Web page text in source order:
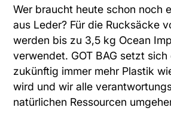
Wer braucht heute schon noch
aus Leder? Für die Rucksäcke
werden bis zu 3,5 kg Ocean
verwendet. GOT BAG setzt
zukünftig immer mehr Plastik
wird und wir alle
natürlichen Ressourcen